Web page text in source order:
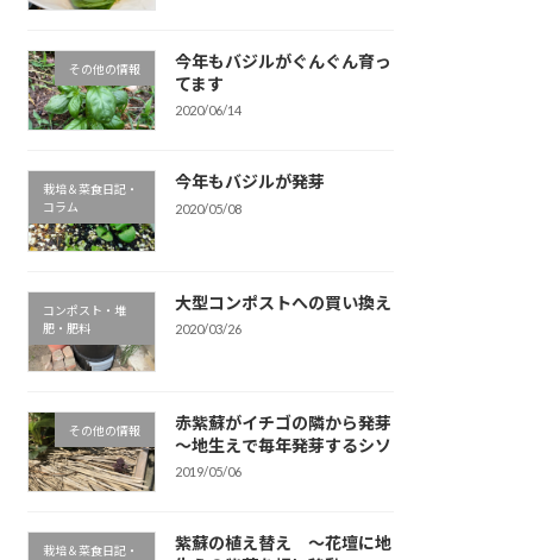
その他の情報
今年もバジルがぐんぐん育っ
てます
2020/06/14
栽培＆菜食日記・
コラム
今年もバジルが発芽
2020/05/08
コンポスト・堆
肥・肥料
大型コンポストへの買い換え
2020/03/26
その他の情報
赤紫蘇がイチゴの隣から発芽
～地生えで毎年発芽するシソ
2019/05/06
栽培＆菜食日記・
紫蘇の植え替え ～花壇に地